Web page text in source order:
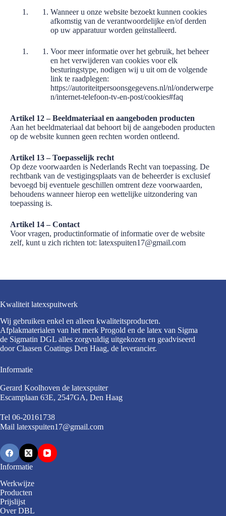
Wanneer u onze website bezoekt kunnen cookies
afkomstig van de verantwoordelijke en/of derden
op uw apparatuur worden geïnstalleerd.
Voor meer informatie over het gebruik, het beheer
en het verwijderen van cookies voor elk
besturingstype, nodigen wij u uit om de volgende
link te raadplegen:
https://autoriteitpersoonsgegevens.nl/nl/onderwerpe
n/internet-telefoon-tv-en-post/cookies#faq
Artikel 12 – Beeldmateriaal en aangeboden producten
Aan het beeldmateriaal dat behoort bij de aangeboden producten
op de website kunnen geen rechten worden ontleend.
Artikel 13 – Toepasselijk recht
Op deze voorwaarden is Nederlands Recht van toepassing. De
rechtbank van de vestigingsplaats van de beheerder is exclusief
bevoegd bij eventuele geschillen omtrent deze voorwaarden,
behoudens wanneer hierop een wettelijke uitzondering van
toepassing is.
Artikel 14 – Contact
Voor vragen, productinformatie of informatie over de website
zelf, kunt u zich richten tot: latexspuiten17@gmail.com
Kwaliteit latexspuitwerk
Wij gebruiken enkel en alleen kwaliteitsproducten.
Afplakmaterialen van het merk Progold en de latex van Sigma
de Sigmatin DGL alles zorgvuldig uitgekozen en geadviseerd
door Claasen Coatings Den Haag, de leverancier.
Informatie
Gerard Koolhoven de latexspuiter
Escamplaan 63E, 2547GA, Den Haag
Tel 06-20161738
Mail latexspuiten17@gmail.com
Informatie
Werkwijze
Producten
Prijslijst
Over DBL